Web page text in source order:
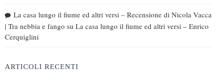
La casa lungo il fiume ed altri versi – Recensione di Nicola Vacca
| Tra nebbia e fango su La casa lungo il fiume ed altri versi – Enrico
Cerquiglini
ARTICOLI RECENTI